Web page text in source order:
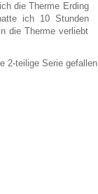
die Therme Erding
ich 10 Stunden
die Therme verliebt
2-teilige Serie gefallen